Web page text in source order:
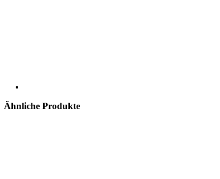
Ähnliche Produkte